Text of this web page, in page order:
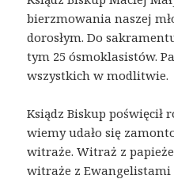
bierzmowania naszej
dorosłym. Do
tym 25 ósmoklasistów.
wszystkich w modlitwie.
Ksiądz Biskup poświęcił
wiemy udało się
witraże. Witraż z
witraże z Ewangelistami